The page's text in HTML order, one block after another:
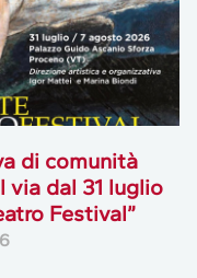
di comunità
via dal 31 luglio
Festival”